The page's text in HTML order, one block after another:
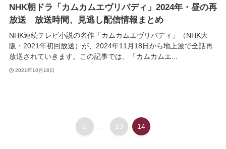
NHK朝ドラ「カムカムエヴリバディ」2024年・昼の再
放送 放送時間、見逃し配信情報まとめ
NHK連続テレビ小説の名作「カムカムエヴリバディ」（NHK大
阪・2021年初回放送）が、2024年11月18日から地上波で全話再
放送されていきます。この記事では、「カムカムエ...
2021年10月18日
1 ... 13 14